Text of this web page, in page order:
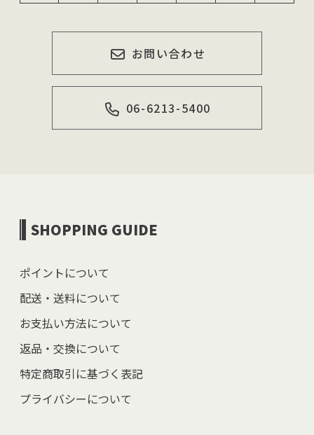
お問い合わせ
06-6213-5400
SHOPPING GUIDE
ポイントについて
配送・送料について
お支払い方法について
返品・交換について
特定商取引に基づく表記
プライバシーについて